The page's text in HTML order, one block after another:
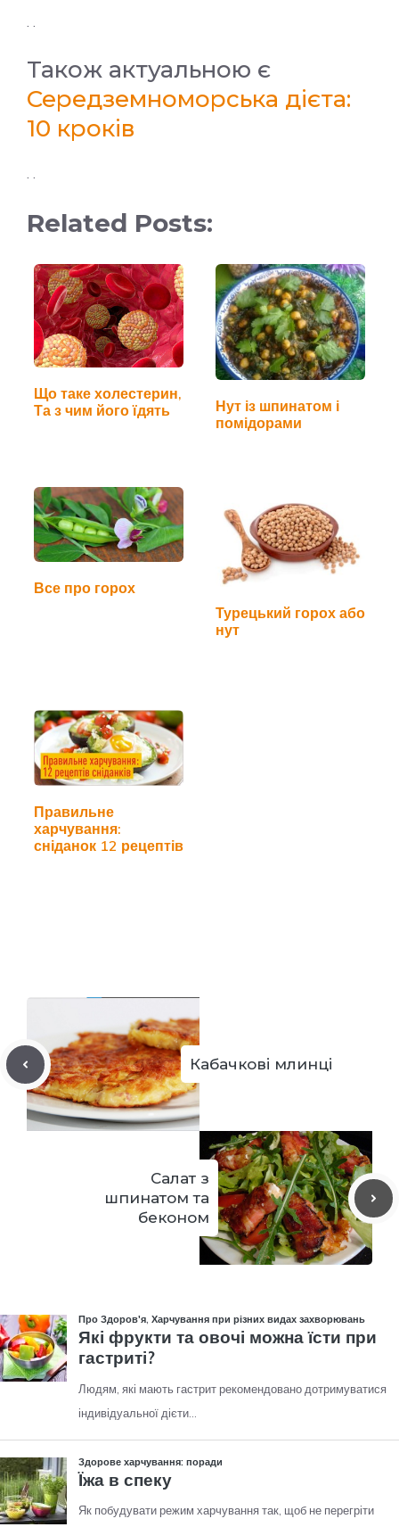
. .
Також актуальною є
Середземноморська дієта:
10 кроків
. .
Related Posts:
Що таке холестерин,
Та з чим його їдять
Нут із шпинатом і
помідорами
Все про горох
Турецький горох або
нут
Правильне
харчування:
сніданок 12 рецептів
Кабачкові млинці
Салат з
шпинатом та
беконом